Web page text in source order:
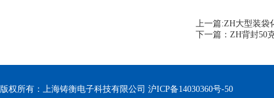
上一篇:ZH大型装袋
下一篇： ZH背封50
版权所有：上海铸衡电子科技有限公司 沪ICP备14030360号-50